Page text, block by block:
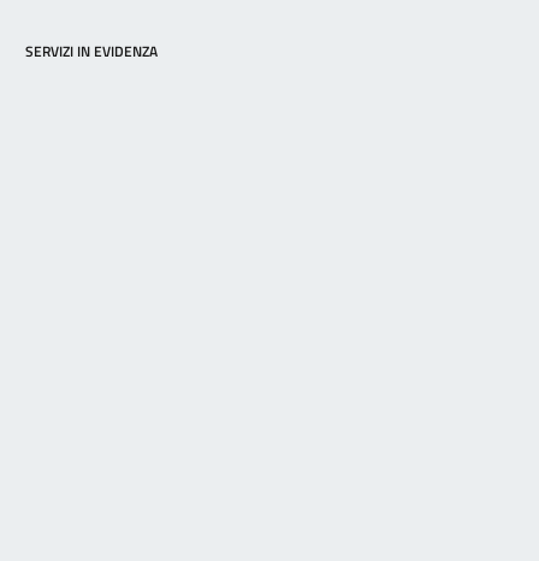
SERVIZI IN EVIDENZA